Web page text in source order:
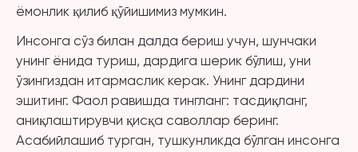
ёмонлик қилиб қўйишимиз мумкин.
Инсонга сўз билан далда бериш учун, шунчаки
унинг ёнида туриш, дардига шерик бўлиш, уни
ўзингиздан итармаслик керак. Унинг дардини
эшитинг. Фаол равишда тингланг: тасдиқланг,
аниқлаштирувчи қисқа саволлар беринг.
Асабийлашиб турган, тушкунликда бўлган инсонга